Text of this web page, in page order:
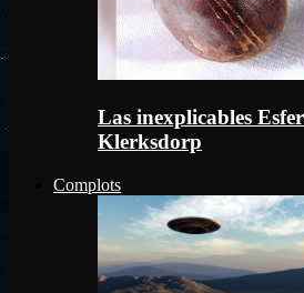
Las inexplicables
Klerksdorp
Complots